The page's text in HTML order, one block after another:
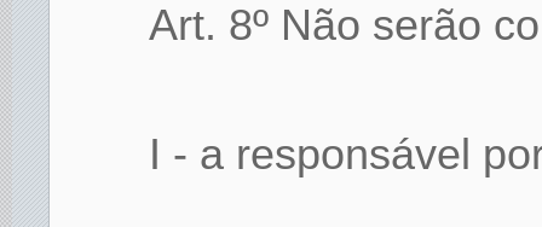
Art. 8º Não serão
I - a responsável